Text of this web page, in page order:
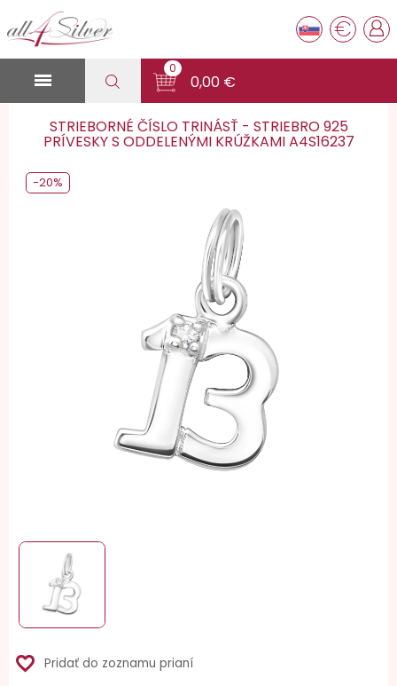
€

0
0,00 €
STRIEBORNÉ ČÍSLO TRINÁSŤ - STRIEBRO 925
PRÍVESKY S ODDELENÝMI KRÚŽKAMI A4S16237
-20%
favorite_border Pridať do zoznamu prianí